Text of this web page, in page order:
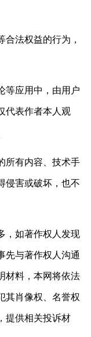
法权益的行为，
等应用中，由用户
代表作者本人观
所有内容、技术手
侵害或破坏，也不
，如著作权人发现
先与著作权人沟通
材料，本网将依法
其肖像权、名誉权
提供相关投诉材